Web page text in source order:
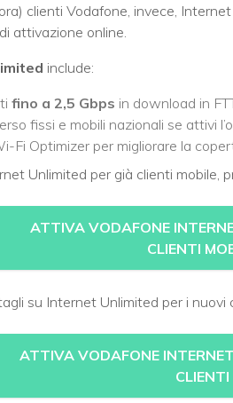
clienti Vodafone, invece,
attivazione online.
include:
fino a 2,5 Gbps in download in
fissi e mobili nazionali se attivi
Fi Optimizer per migliorare la
Unlimited per già clienti mobile,
ATTIVA VODAFONE
CLIENTI
su Internet Unlimited per i nuovi
ATTIVA VODAFONE
CLIENTI